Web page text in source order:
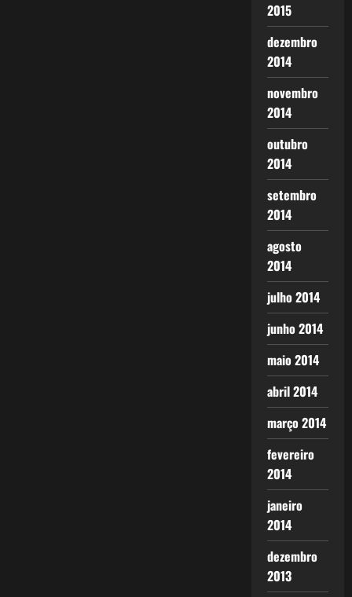
2015
dezembro
2014
novembro
2014
outubro
2014
setembro
2014
agosto
2014
julho 2014
junho 2014
maio 2014
abril 2014
março 2014
fevereiro
2014
janeiro
2014
dezembro
2013